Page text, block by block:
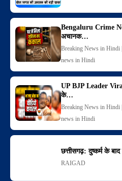
Bengaluru Crime
अचानक…
Breaking News in Hindi
news in Hindi
UP BJP Leader
के…
Breaking News in Hindi
news in Hindi
छत्तीसगढ़: दुष्कर्म के
RAIGAD